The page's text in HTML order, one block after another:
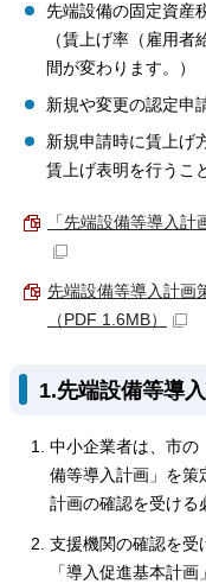
先端設備の固定資産
（賃上げ率（雇用
間が変わります。）
新規や変更の認定申
新規申請時に賃上げ
賃上げ表明を行うこ
「先端設備等導入計
先端設備等導入計画
（PDF 1.6MB）
1.先端設備等導
中小企業者は、市の
備等導入計画」を策
計画の確認を受ける
支援機関の確認を受
「導入促進基本計